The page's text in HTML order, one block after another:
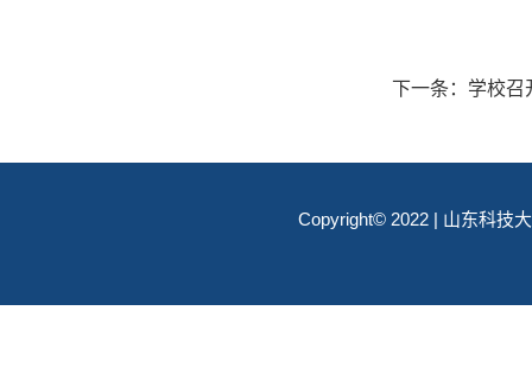
下一条： 学校召
Copyright© 2022 | 山东科技